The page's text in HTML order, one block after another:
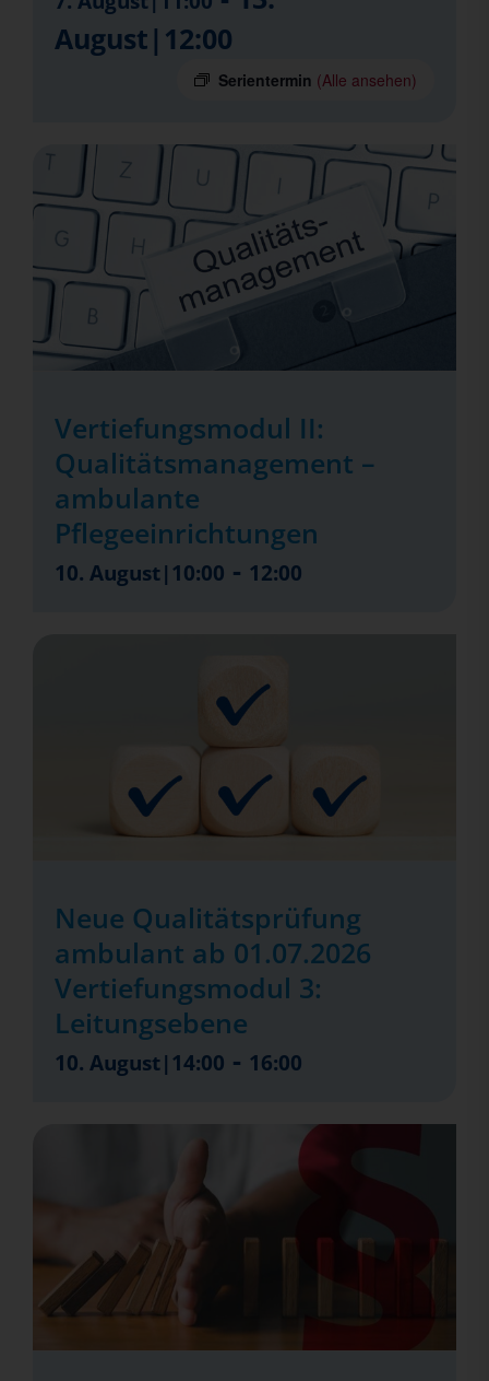
August|12:00
Serientermin (Alle ansehen)
Vertiefungsmodul II:
Qualitätsmanagement –
ambulante
Pflegeeinrichtungen
10. August|10:00 - 12:00
Neue Qualitätsprüfung
ambulant ab 01.07.2026
Vertiefungsmodul 3:
Leitungsebene
10. August|14:00 - 16:00